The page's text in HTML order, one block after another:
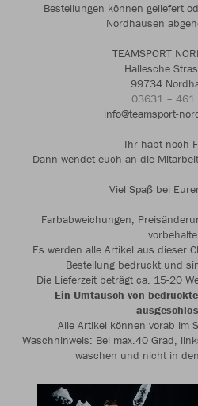
Bestellungen können geliefert
Nordhausen
TEAMSPORT
Hallesche
99734
03631 – 461
info@teamsport-
Ihr habt noch
Dann wendet euch an die
Viel Spaß bei
Farbabweichungen,
Es werden alle Artikel aus dieser
Bestellung bedruckt und
Die Lieferzeit beträgt ca. 15-20
Ein Umtausch von
Alle Artikel können vorab im
Waschhinweis: Bei max.40 Grad,
waschen und nicht in